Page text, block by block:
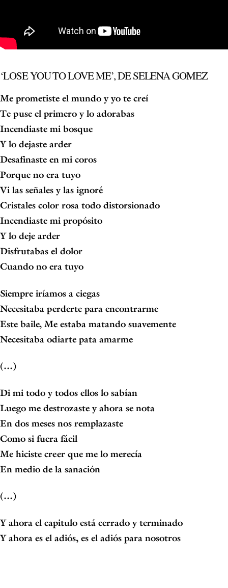
‘LOSE YOU TO LOVE ME’, DE SELENA GOMEZ
Me prometiste el mundo y yo te creí
Te puse el primero y lo adorabas
Incendiaste mi bosque
Y lo dejaste arder
Desafinaste en mi coros
Porque no era tuyo
Vi las señales y las ignoré
Cristales color rosa todo distorsionado
Incendiaste mi propósito
Y lo deje arder
Disfrutabas el dolor
Cuando no era tuyo
Siempre iríamos a ciegas
Necesitaba perderte para encontrarme
Este baile, Me estaba matando suavemente
Necesitaba odiarte pata amarme
(…)
Di mi todo y todos ellos lo sabían
Luego me destrozaste y ahora se nota
En dos meses nos remplazaste
Como si fuera fácil
Me hiciste creer que me lo merecía
En medio de la sanación
(…)
Y ahora el capitulo está cerrado y terminado
Y ahora es el adiós, es el adiós para nosotros